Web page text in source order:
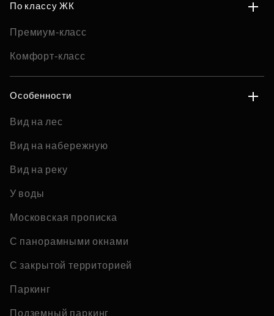
По классу ЖК
Премиум-класс
Комфорт-класс
Особенности
Вид на лес
Вид на набережную
Вид на реку
У воды
Московская прописка
С панорамными окнами
С закрытой территорией
Паркинг
Подземный паркинг